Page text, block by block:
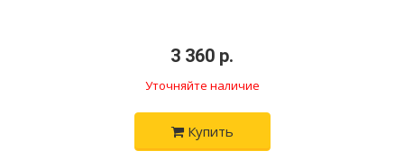
3 360 р.
Уточняйте наличие
Купить